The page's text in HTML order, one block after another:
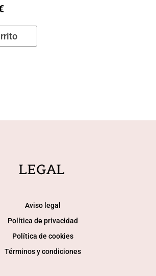
LEGAL
Aviso legal
Política de privacidad
Política de cookies
Términos y condiciones